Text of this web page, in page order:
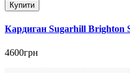
Купити
Кардиган Sugarhill Brighton
4600грн